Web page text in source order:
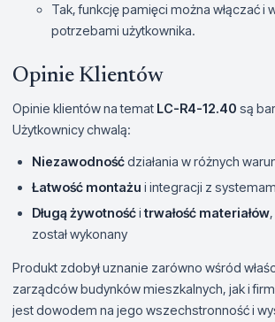
Tak, funkcję pamięci można włączać i
potrzebami użytkownika.
Opinie Klientów
Opinie klientów na temat LC-R4-12.40 są
Użytkownicy chwalą:
Niezawodnośćdziałania w różnych
Łatwość montażu i integracji z
Długą żywotnośćitrwałość materiałów
został wykonany
Produkt zdobył uznanie zarówno wśród
zarządców budynków mieszkalnych, jak i
jest dowodem na jego wszechstronność i